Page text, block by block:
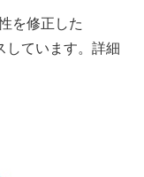
を修正した
しています。詳細